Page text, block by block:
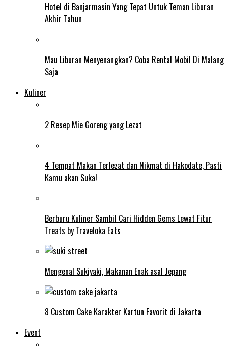
Hotel di Banjarmasin Yang Tepat Untuk Teman Liburan
Akhir Tahun
Mau Liburan Menyenangkan? Coba Rental Mobil Di Malang
Saja
Kuliner
2 Resep Mie Goreng yang Lezat
4 Tempat Makan Terlezat dan Nikmat di Hakodate, Pasti
Kamu akan Suka!
Berburu Kuliner Sambil Cari Hidden Gems Lewat Fitur
Treats by Traveloka Eats
Mengenal Sukiyaki, Makanan Enak asal Jepang
8 Custom Cake Karakter Kartun Favorit di Jakarta
Event